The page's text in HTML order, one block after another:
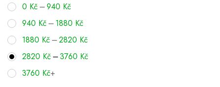
0 Kč –940 Kč
940 Kč – 1880 Kč
1880 Kč –2820 Kč
2820 Kč –3760 Kč
3760 Kč+